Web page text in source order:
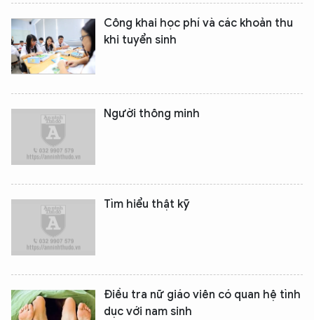
Công khai học phí và các khoản thu
khi tuyển sinh
Người thông minh
Tìm hiểu thật kỹ
Điều tra nữ giáo viên có quan hệ tình
dục với nam sinh